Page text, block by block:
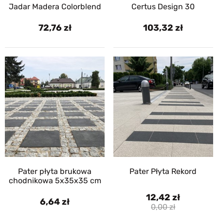
Jadar Madera Colorblend
72,76
Certus Design 30
103,32
Pater płyta brukowa
chodnikowa 5x35x35 cm
6,64
Pater Płyta Rekord
12,42
0,00